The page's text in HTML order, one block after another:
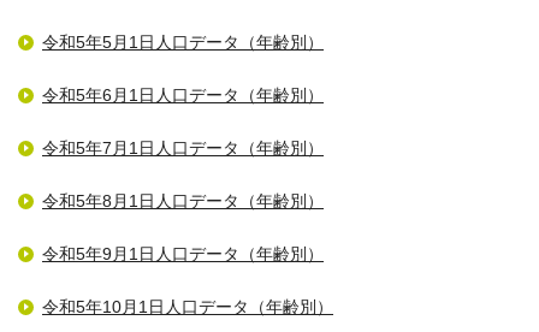
令和5年5月1日人口データ（年齢別）
令和5年6月1日人口データ（年齢別）
令和5年7月1日人口データ（年齢別）
令和5年8月1日人口データ（年齢別）
令和5年9月1日人口データ（年齢別）
令和5年10月1日人口データ（年齢別）